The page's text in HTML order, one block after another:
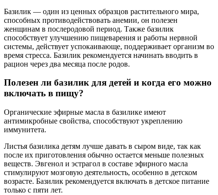
Базилик — один из ценных образцов растительного мира,
способных противодействовать анемии, он полезен
женщинам в послеродовой период. Также базилик
способствует улучшению пищеварения и работы нервной
системы, действует успокаивающе, поддерживает организм во
время стресса. Базилик рекомендуется начинать вводить в
рацион через два месяца после родов.
Полезен ли базилик для детей и когда его можно
включать в пищу?
Органические эфирные масла в базилике имеют
антимикробные свойства, способствуют укреплению
иммунитета.
Листья базилика детям лучше давать в сыром виде, так как
после их приготовления обычно остается меньше полезных
веществ. Эвгенол и эстрагол в составе эфирного масла
стимулируют мозговую деятельность, особенно в детском
возрасте. Базилик рекомендуется включать в детское питание
только с пяти лет.